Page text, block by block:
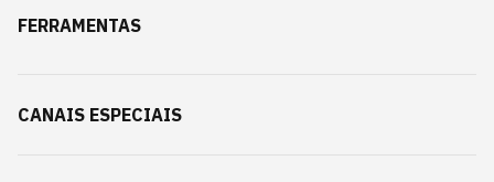
FERRAMENTAS
CANAIS ESPECIAIS